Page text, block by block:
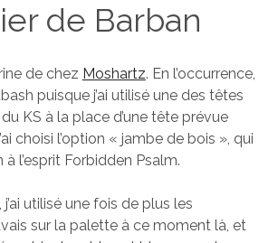
de Barban
de chez Moshartz. En l’occurrence,
puisque j’ai utilisé une des têtes
du KS à la place d’une tête prévue
choisi l’option « jambe de bois », qui
l’esprit Forbidden Psalm.
utilisé une fois de plus les
sur la palette à ce moment là, et